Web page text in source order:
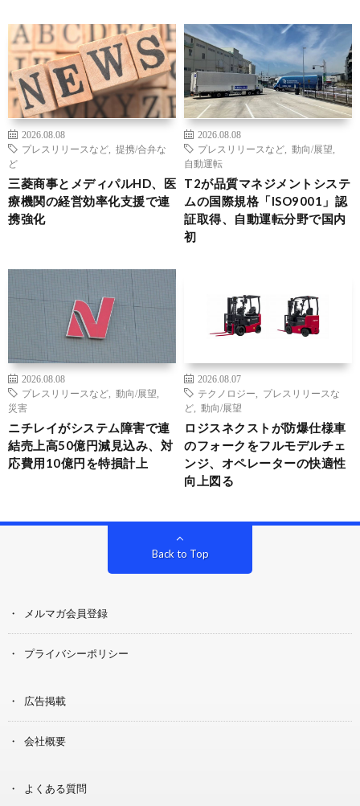
2026.08.08
プレスリリースなど
提携/合弁な
ど
三菱商事とメディパルHD、医
療機関の経営効率化支援で連
携強化
2026.08.08
プレスリリースなど
動向/展望
自動運転
T2が品質マネジメントシステ
ムの国際規格「ISO9001」認
証取得、自動運転分野で国内
初
2026.08.08
プレスリリースなど
動向/展望
災害
ニチレイがシステム障害で連
結売上高50億円減見込み、対
応費用10億円を特損計上
2026.08.07
テクノロジー
プレスリリースな
ど
動向/展望
ロジスネクストが防爆仕様車
のフォークをフルモデルチェ
ンジ、オペレーターの快適性
向上図る
Back to Top
メルマガ会員登録
プライバシーポリシー
広告掲載
会社概要
よくある質問